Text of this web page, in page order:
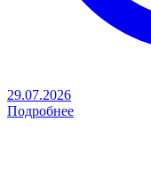
29.07.2026
Подробнее